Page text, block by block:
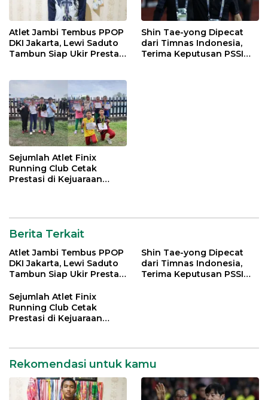
Atlet Jambi Tembus PPOP
DKI Jakarta, Lewi Saduto
Tambun Siap Ukir Prestasi
Shin Tae-yong Dipecat
dari Timnas Indonesia,
Terima Keputusan PSSI
Sejumlah Atlet Finix
Running Club Cetak
Prestasi di Kejuaraan
Berita Terkait
Atlet Jambi Tembus PPOP
DKI Jakarta, Lewi Saduto
Tambun Siap Ukir Prestasi
Shin Tae-yong Dipecat
dari Timnas Indonesia,
Terima Keputusan PSSI
Sejumlah Atlet Finix
Running Club Cetak
Prestasi di Kejuaraan
Rekomendasi untuk kamu